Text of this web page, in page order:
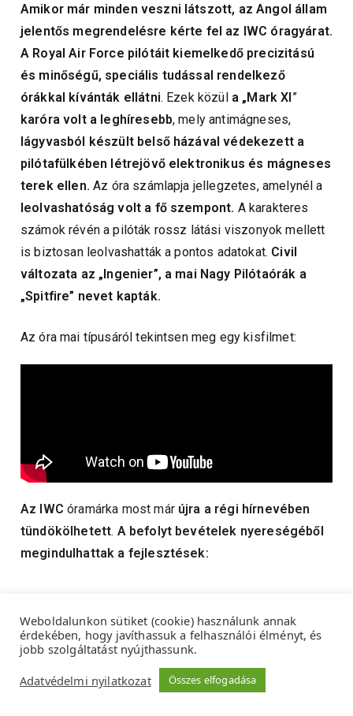
Amikor már minden veszni látszott, az Angol állam
jelentős megrendelésre kérte fel az IWC óragyárat.
A Royal Air Force pilótáit kiemelkedő precizitású
és minőségű, speciális tudással rendelkező
órákkal kívánták ellátni. Ezek közül a „Mark XI”
karóra volt a leghíresebb, mely antimágneses,
lágyvasból készült belső házával védekezett a
pilótafülkében létrejövő elektronikus és mágneses
terek ellen. Az óra számlapja jellegzetes, amelynél a
leolvashatóság volt a fő szempont. A karakteres
számok révén a pilóták rossz látási viszonyok mellett
is biztosan leolvashatták a pontos adatokat. Civil
változata az „Ingenier”, a mai Nagy Pilótaórák a
„Spitfire” nevet kapták.
Az óra mai típusáról tekintsen meg egy kisfilmet:
Az IWC óramárka most már újra a régi hírnevében
tündökölhetett. A befolyt bevételek nyereségéből
megindulhattak a fejlesztések:
Weboldalunkon sütiket (cookie) használunk annak
érdekében, hogy javíthassuk a felhasználói élményt, és
jobb szolgáltatást nyújthassunk.
Adatvédelmi nyilatkozat
Összes elfogadása